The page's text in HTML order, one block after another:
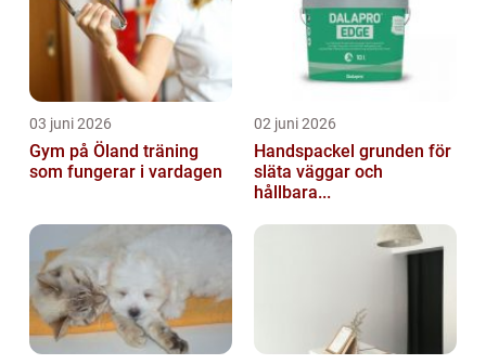
03 juni 2026
Gym på Öland träning
som fungerar i vardagen
02 juni 2026
Handspackel grunden för
släta väggar och
hållbara...